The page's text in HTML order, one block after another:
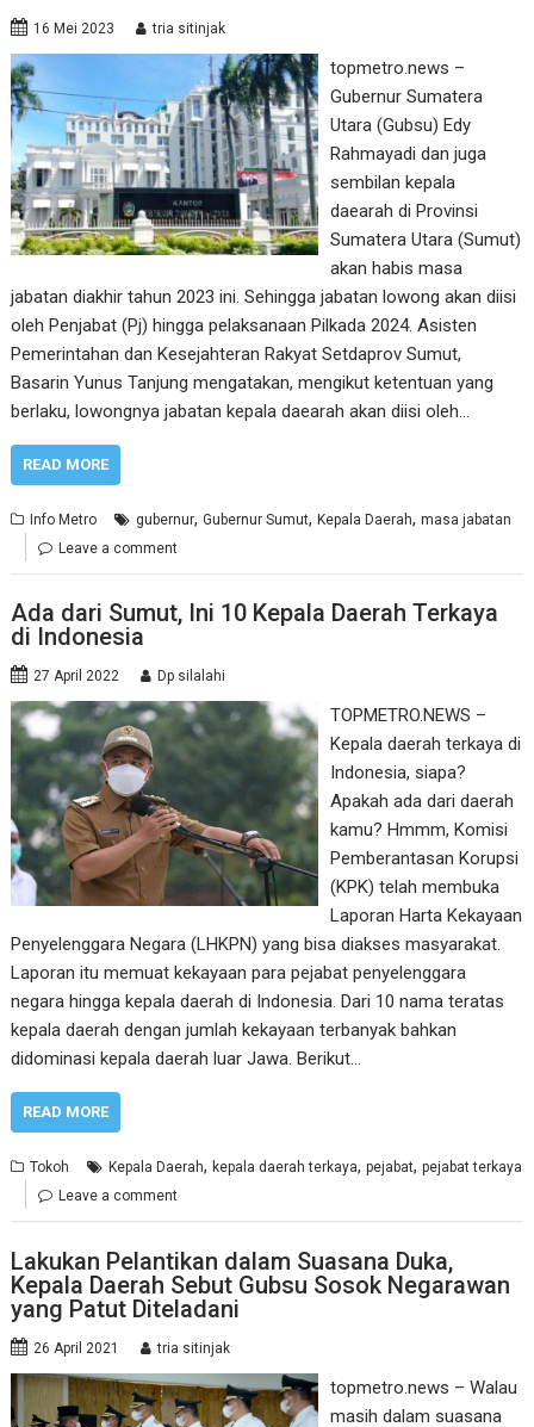
16 Mei 2023 tria sitinjak
topmetro.news –
Gubernur Sumatera
Utara (Gubsu) Edy
Rahmayadi dan juga
sembilan kepala
daearah di Provinsi
Sumatera Utara (Sumut)
akan habis masa
jabatan diakhir tahun 2023 ini. Sehingga jabatan lowong akan diisi
oleh Penjabat (Pj) hingga pelaksanaan Pilkada 2024. Asisten
Pemerintahan dan Kesejahteran Rakyat Setdaprov Sumut,
Basarin Yunus Tanjung mengatakan, mengikut ketentuan yang
berlaku, lowongnya jabatan kepala daearah akan diisi oleh…
READ MORE
Info Metro gubernur,Gubernur Sumut,Kepala Daerah,masa jabatan
Leave a comment
Ada dari Sumut, Ini 10 Kepala Daerah Terkaya
di Indonesia
27 April 2022 Dp silalahi
TOPMETRO.NEWS –
Kepala daerah terkaya di
Indonesia, siapa?
Apakah ada dari daerah
kamu? Hmmm, Komisi
Pemberantasan Korupsi
(KPK) telah membuka
Laporan Harta Kekayaan
Penyelenggara Negara (LHKPN) yang bisa diakses masyarakat.
Laporan itu memuat kekayaan para pejabat penyelenggara
negara hingga kepala daerah di Indonesia. Dari 10 nama teratas
kepala daerah dengan jumlah kekayaan terbanyak bahkan
didominasi kepala daerah luar Jawa. Berikut…
READ MORE
Tokoh Kepala Daerah,kepala daerah terkaya,pejabat,pejabat terkaya
Leave a comment
Lakukan Pelantikan dalam Suasana Duka,
Kepala Daerah Sebut Gubsu Sosok Negarawan
yang Patut Diteladani
26 April 2021 tria sitinjak
topmetro.news – Walau
masih dalam suasana